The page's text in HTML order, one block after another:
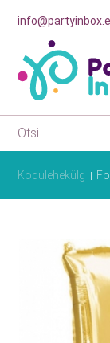
Kodulehekülg